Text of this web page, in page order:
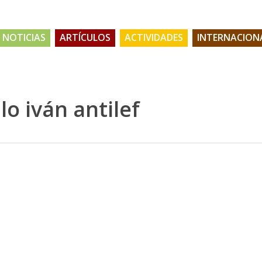
NOTICIAS ARTÍCULOS ACTIVIDADES
iván antilef